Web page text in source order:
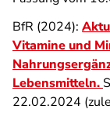
BfR (2024):
Vitamine und
Lebensmitteln.
22.02.2024